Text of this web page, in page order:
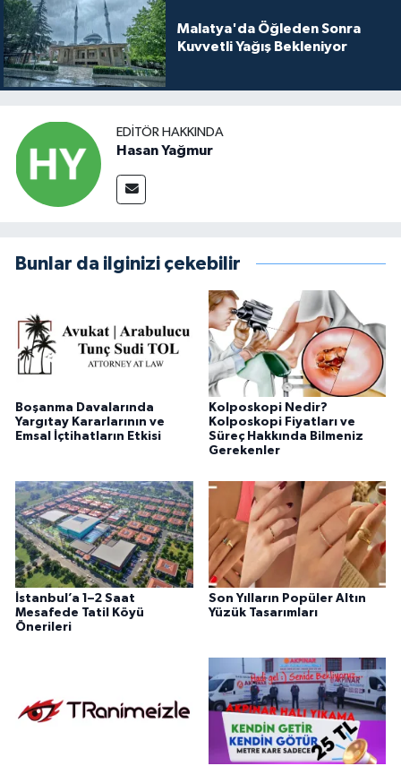
Malatya'da Öğleden Sonra
Kuvvetli Yağış Bekleniyor
EDITÖR HAKKINDA
Hasan Yağmur
Bunlar da ilginizi çekebilir
Boşanma Davalarında
Yargıtay Kararlarının ve
Emsal İçtihatların Etkisi
Kolposkopi Nedir?
Kolposkopi Fiyatları ve
Süreç Hakkında Bilmeniz
Gerekenler
İstanbul’a 1–2 Saat
Mesafede Tatil Köyü
Önerileri
Son Yılların Popüler Altın
Yüzük Tasarımları